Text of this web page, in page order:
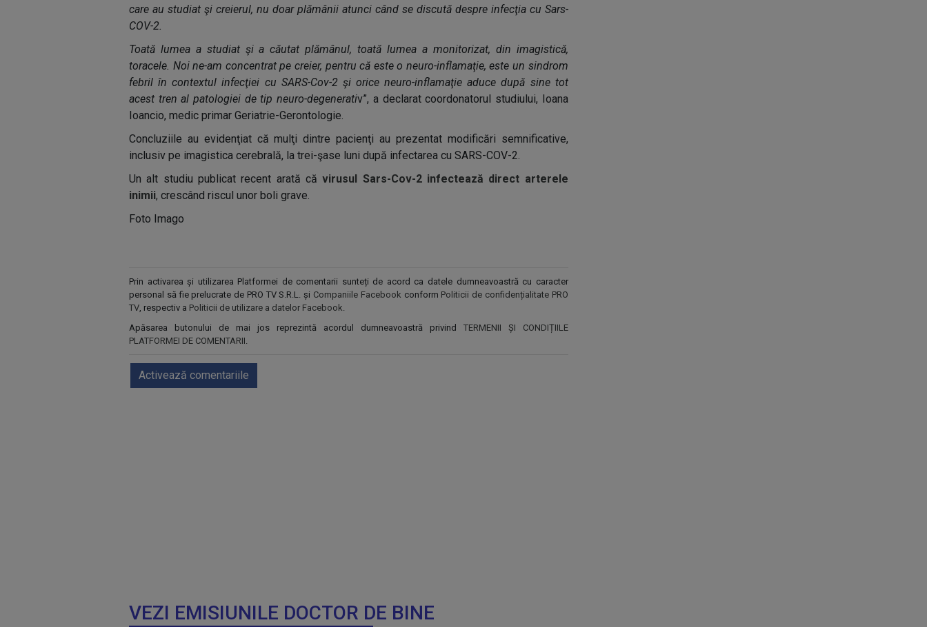
care au studiat şi creierul, nu doar plămânii atunci când se discută despre infecţia cu Sars-
COV-2.
Toată lumea a studiat şi a căutat plămânul, toată lumea a monitorizat, din imagistică,
toracele. Noi ne-am concentrat pe creier, pentru că este o neuro-inflamaţie, este un sindrom
febril în contextul infecţiei cu SARS-Cov-2 şi orice neuro-inflamaţie aduce după sine tot
acest tren al patologiei de tip neuro-degenerativ”, a declarat coordonatorul studiului, Ioana
Ioancio, medic primar Geriatrie-Gerontologie.
Concluziile au evidenţiat că mulţi dintre pacienţi au prezentat modificări semnificative,
inclusiv pe imagistica cerebrală, la trei-şase luni după infectarea cu SARS-COV-2.
Un alt studiu publicat recent arată că virusul Sars-Cov-2 infectează direct arterele
inimii, crescând riscul unor boli grave.
Foto Imago
Prin activarea și utilizarea Platformei de comentarii sunteți de acord ca datele dumneavoastră cu caracter
personal să fie prelucrate de PRO TV S.R.L. și Companiile Facebook conform Politicii de confidențialitate PRO
TV, respectiv a Politicii de utilizare a datelor Facebook.
Apăsarea butonului de mai jos reprezintă acordul dumneavoastră privind TERMENII ȘI CONDIȚIILE
PLATFORMEI DE COMENTARII.
Activează comentariile
VEZI EMISIUNILE DOCTOR DE BINE